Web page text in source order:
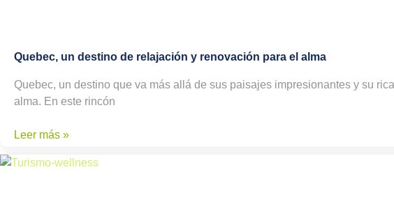
Quebec, un destino de relajación y renovación para el alma
Quebec, un destino que va más allá de sus paisajes impresionantes y su
alma. En este rincón
Leer más »